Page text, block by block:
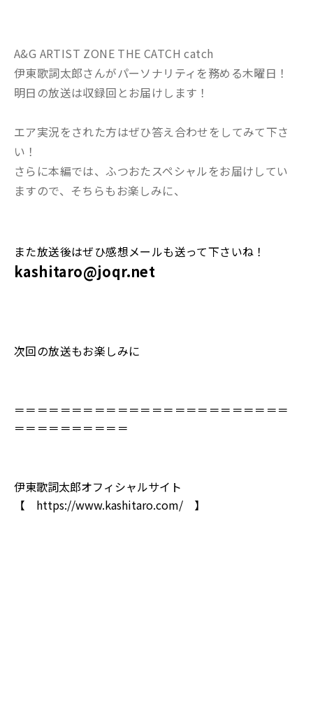
A&G ARTIST ZONE THE CATCH catch
伊東歌詞太郎さんがパーソナリティを務める木曜日！
明日の放送は収録回とお届けします！
エア実況をされた方はぜひ答え合わせをしてみて下さ
い！
さらに本編では、ふつおたスペシャルをお届けしてい
ますので、そちらもお楽しみに、
また放送後はぜひ感想メールも送って下さいね！
kashitaro@joqr.net
次回の放送もお楽しみに
＝＝＝＝＝＝＝＝＝＝＝＝＝＝＝＝＝＝＝＝＝＝＝＝
＝＝＝＝＝＝＝＝＝＝
伊東歌詞太郎オフィシャルサイト
【 https://www.kashitaro.com/ 】